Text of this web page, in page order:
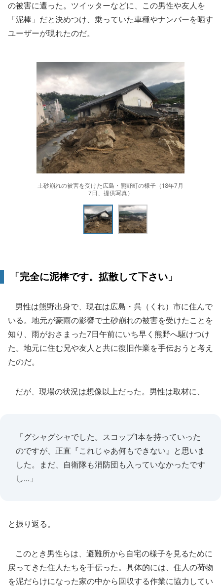
の被害に遭った。ツイッターなどに、この男性や友人を
「泥棒」だと決めつけ、乗っていた車種やナンバーを晒す
ユーザーが現れたのだ。
土砂崩れの被害を受けた広島・熊野町の様子（18年7月
7日、提供写真）
「完全に泥棒です。拡散して下さい」
男性は熊野出身で、現在は広島・呉（くれ）市に住んで
いる。地元が豪雨の影響で土砂崩れの被害を受けたことを
知り、雨がおさまった7日午前にいち早く熊野へ駆けつけ
た。地元に住む兄や友人と共に復旧作業を手伝おうと考え
たのだ。
だが、現場の状況は想像以上だった。男性は取材に、
「グシャグシャでした。スコップ1本を持っていった
のですが、正直『これじゃあ何もできない』と思いま
した。まだ、自衛隊も消防団も入っていなかったです
し...」
と振り返る。
このとき男性らは、避難所から自宅の様子を見るために
戻ってきた住人たちを手伝った。具体的には、住人の荷物
を泥だらけになった家の中から回収する作業に協力してい